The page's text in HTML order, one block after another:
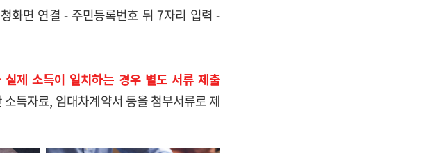
화면 연결 - 주민등록번호 뒤 7자리 입력 -
제 소득이 일치하는 경우 별도 서류 제출
득자료, 임대차계약서 등을 첨부서류로 제